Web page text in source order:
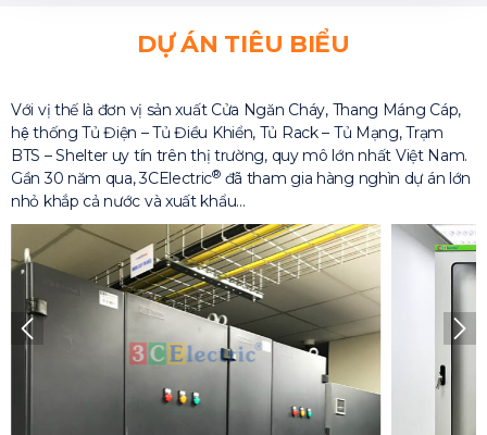
DỰ ÁN TIÊU BIỂU
Với vị thế là đơn vị sản xuất Cửa Ngăn Cháy, Thang Máng Cáp,
hệ thống Tủ Điện – Tủ Điều Khiển, Tủ Rack – Tủ Mạng, Trạm
BTS – Shelter uy tín trên thị trường, quy mô lớn nhất Việt Nam.
Gần 30 năm qua, 3CElectric®đã tham gia hàng nghìn dự án lớn
nhỏ khắp cả nước và xuất khẩu…